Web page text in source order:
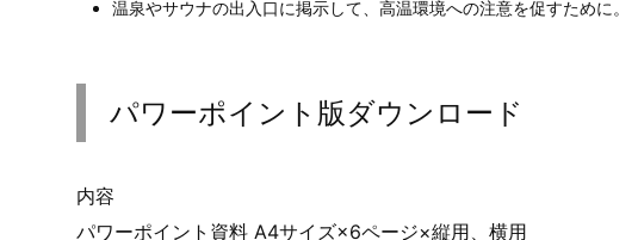
温泉やサウナの出入口に掲示して、高温環境への注意を促すために。
パワーポイント版ダウンロード
内容
パワーポイント資料 A4サイズ×6ページ×縦用、横用